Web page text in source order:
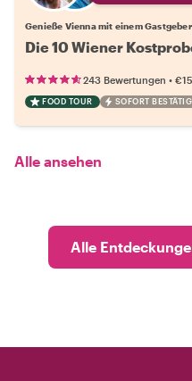
Genieße Vienna mit einem
Die 10 Wiener
243 Bewertungen •
FOOD TOUR SOFORT
Alle ansehen
Alle